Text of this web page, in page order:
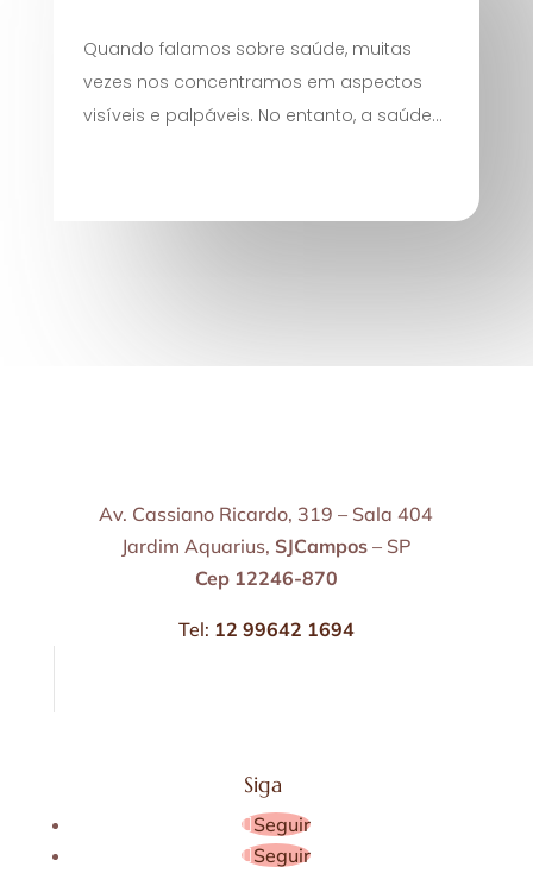
Quando falamos sobre saúde, muitas
vezes nos concentramos em aspectos
visíveis e palpáveis. No entanto, a saúde...
Av. Cassiano Ricardo, 319 – Sala 404
Jardim Aquarius, SJCampos – SP
Cep 12246-870
Tel: 12 99642 1694
Siga
Seguir
Seguir